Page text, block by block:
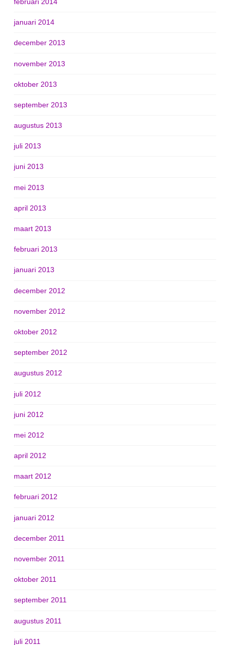
januari 2014
december 2013
november 2013
oktober 2013
september 2013
augustus 2013
juli 2013
juni 2013
mei 2013
april 2013
maart 2013
februari 2013
januari 2013
december 2012
november 2012
oktober 2012
september 2012
augustus 2012
juli 2012
juni 2012
mei 2012
april 2012
maart 2012
februari 2012
januari 2012
december 2011
november 2011
oktober 2011
september 2011
augustus 2011
juli 2011